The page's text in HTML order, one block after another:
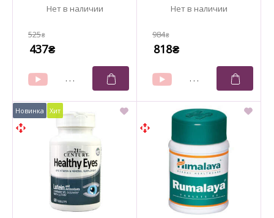
525₴
437₴
984₴
818₴